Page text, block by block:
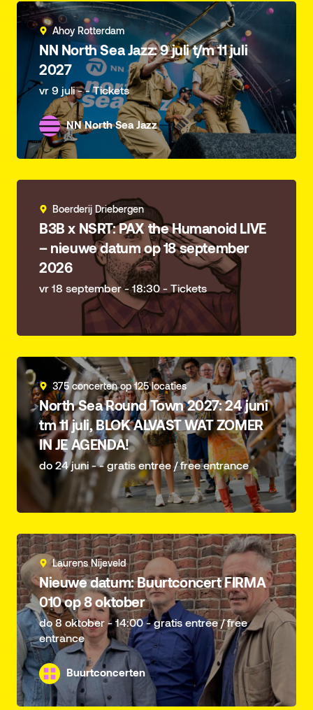
Ahoy Rotterdam
NN North Sea Jazz: 9 juli t/m 11 juli
2027
vr 9 juli - - Tickets
NN North Sea Jazz
Boerderij Driebergen
B3B x NSRT: PAX the Humanoid LIVE
– nieuwe datum op 18 september
2026
vr 18 september - 18:30 - Tickets
375 concerten op 125 locaties
North Sea Round Town 2027: 24 juni
tm 11 juli, BLOK ALVAST WAT ZOMER
IN JE AGENDA!
do 24 juni - - gratis entree / free entrance
Laurens Nijeveld
Nieuwe datum: Buurtconcert FIRMA
010 op 8 oktober
do 8 oktober - 14:00 - gratis entree / free
entrance
Buurtconcerten